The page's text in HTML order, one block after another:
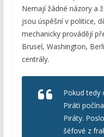
Nemají žádné názory a
jsou úspěšní v politice,
mechanicky provádějí
Brusel, Washington,
centrály.
Pokud tedy
Piráti
Piráty.
šéfové z